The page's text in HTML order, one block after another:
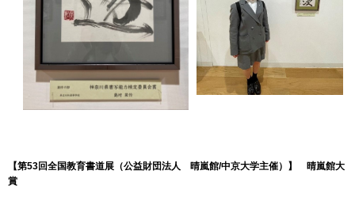
【第53回全国教育書道展（公益財団法人 晴嵐館/中京大学主催） 】
晴嵐館大
賞